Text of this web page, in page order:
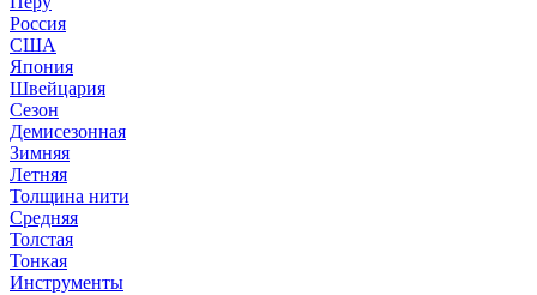
Россия
США
Япония
Швейцария
Сезон
Демисезонная
Зимняя
Летняя
Толщина нити
Средняя
Толстая
Тонкая
Инструменты